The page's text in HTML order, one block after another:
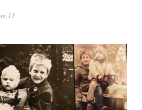
11